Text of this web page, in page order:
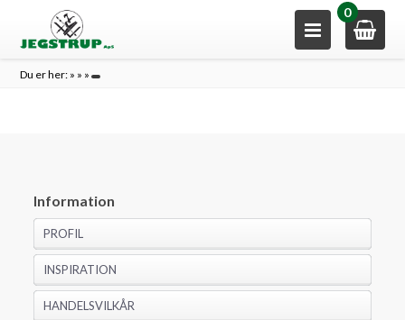
0
Du er her: » » »
Information
PROFIL
INSPIRATION
HANDELSVILKÅR